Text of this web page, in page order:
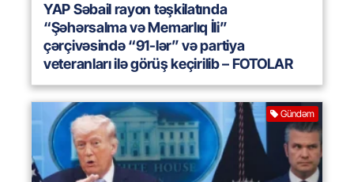
YAP Səbail rayon təşkilatında
“Şəhərsalma və Memarlıq İli”
çərçivəsində “91-lər” və partiya
veteranları ilə görüş keçirilib – FOTOLAR
Gündəm